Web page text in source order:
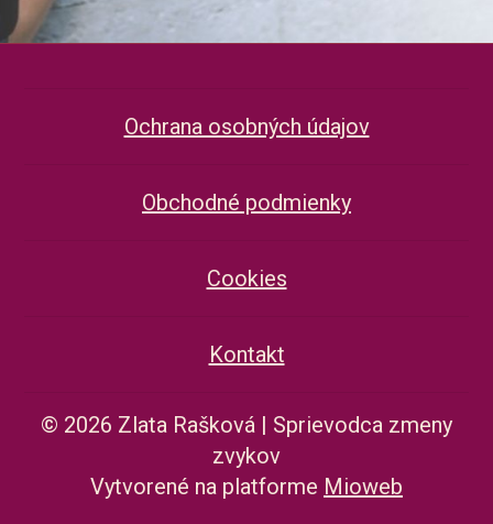
Ochrana osobných údajov
Obchodné podmienky
Cookies
Kontakt
© 2026 Zlata Rašková | Sprievodca zmeny
zvykov
Vytvorené na platforme Mioweb